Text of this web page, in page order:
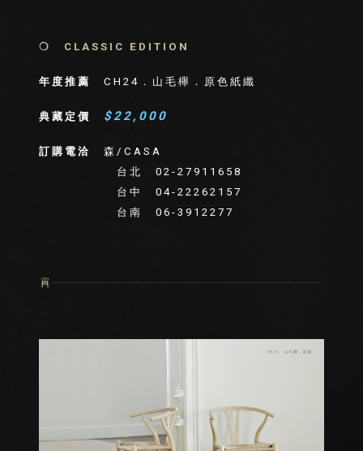
❍ CLASSIC EDITION
年度推薦 CH24．山毛櫸．原色紙纖
典藏定價 $22,000
訂購電洽 森/CASA
台北 02-27911658
台中 04-22262157
台南 06-3912277